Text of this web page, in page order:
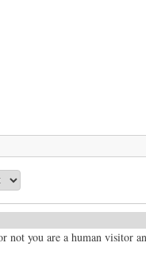
not you are a human visitor